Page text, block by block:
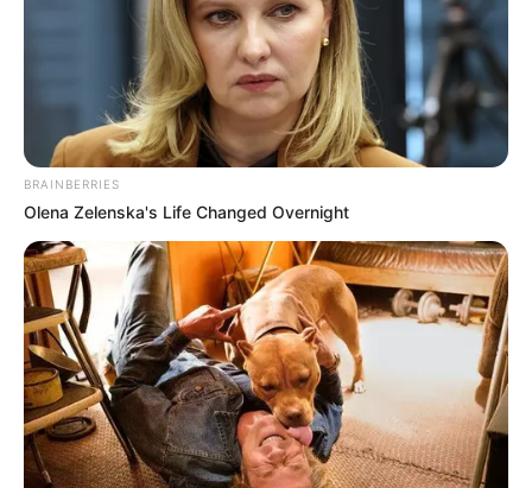
4. Bakat masak Nagita Slavina tak lepas dari
ketekunannya dalam mengolah hidangan. Ia pernah
kursus baking di Le Cordon Bleu, London
BRAINBERRIES
Olena Zelenska's Life Changed Overnight